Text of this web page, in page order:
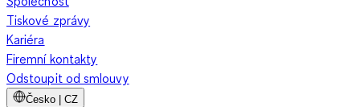
Tiskové zprávy
Kariéra
Firemní kontakty
Odstoupit od smlouvy
Česko | CZ